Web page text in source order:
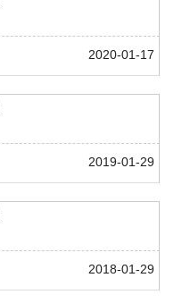
2020-01-17
2019-01-29
2018-01-29